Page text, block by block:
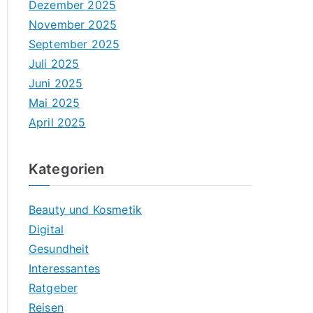
Dezember 2025
November 2025
September 2025
Juli 2025
Juni 2025
Mai 2025
April 2025
Kategorien
Beauty und Kosmetik
Digital
Gesundheit
Interessantes
Ratgeber
Reisen